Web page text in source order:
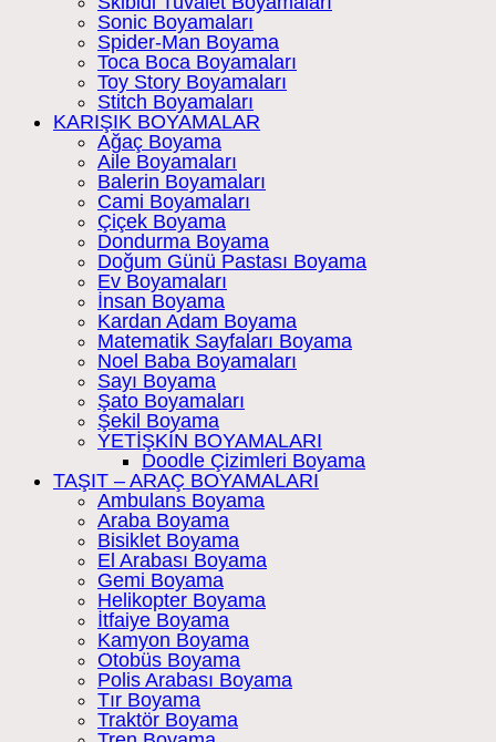
Sonic Boyamaları
Spider-Man Boyama
Toca Boca Boyamaları
Toy Story Boyamaları
Stitch Boyamaları
KARIŞIK BOYAMALAR
Ağaç Boyama
Aile Boyamaları
Balerin Boyamaları
Cami Boyamaları
Çiçek Boyama
Dondurma Boyama
Doğum Günü Pastası Boyama
Ev Boyamaları
İnsan Boyama
Kardan Adam Boyama
Matematik Sayfaları Boyama
Noel Baba Boyamaları
Sayı Boyama
Şato Boyamaları
Şekil Boyama
YETİŞKİN BOYAMALARI
Doodle Çizimleri Boyama
TAŞIT – ARAÇ BOYAMALARI
Ambulans Boyama
Araba Boyama
Bisiklet Boyama
El Arabası Boyama
Gemi Boyama
Helikopter Boyama
İtfaiye Boyama
Kamyon Boyama
Otobüs Boyama
Polis Arabası Boyama
Tır Boyama
Traktör Boyama